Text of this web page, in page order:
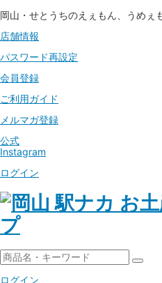
岡山・せとうちのえぇもん、うめぇ
店舗情報
パスワード再設定
会員登録
ご利用ガイド
メルマガ登録
公式
Instagram
ログイン
ログイン